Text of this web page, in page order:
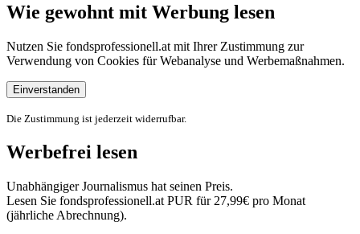
Wie gewohnt mit Werbung lesen
Nutzen Sie fondsprofessionell.at mit Ihrer Zustimmung zur
Verwendung von Cookies für Webanalyse und Werbemaßnahmen.
Einverstanden
Die Zustimmung ist jederzeit widerrufbar.
Werbefrei lesen
Unabhängiger Journalismus hat seinen Preis.
Lesen Sie fondsprofessionell.at PUR für 27,99€ pro Monat
(jährliche Abrechnung).